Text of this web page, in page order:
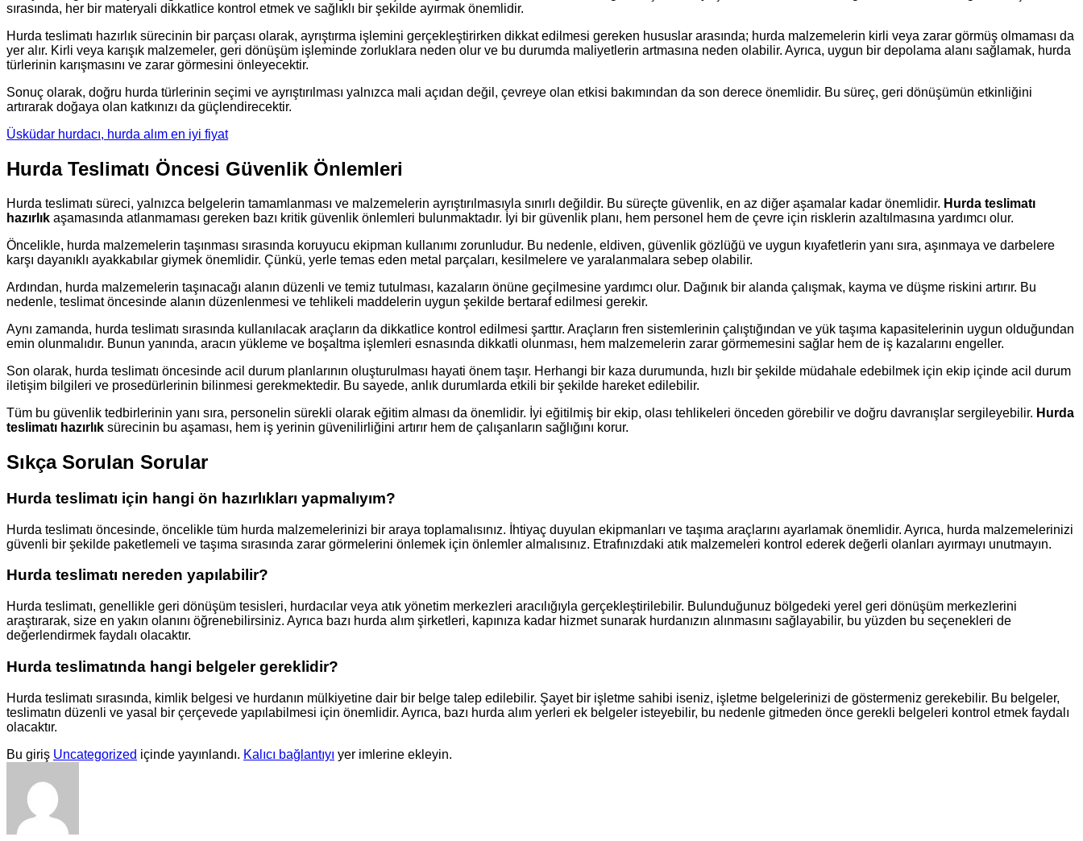
sırasında, her bir materyali dikkatlice kontrol etmek ve sağlıklı bir şekilde ayırmak önemlidir.
Hurda teslimatı hazırlık sürecinin bir parçası olarak, ayrıştırma işlemini gerçekleştirirken dikkat edilmesi gereken hususlar arasında; hurda malzemelerin kirli veya zarar görmüş olmaması da
yer alır. Kirli veya karışık malzemeler, geri dönüşüm işleminde zorluklara neden olur ve bu durumda maliyetlerin artmasına neden olabilir. Ayrıca, uygun bir depolama alanı sağlamak, hurda
türlerinin karışmasını ve zarar görmesini önleyecektir.
Sonuç olarak, doğru hurda türlerinin seçimi ve ayrıştırılması yalnızca mali açıdan değil, çevreye olan etkisi bakımından da son derece önemlidir. Bu süreç, geri dönüşümün etkinliğini
artırarak doğaya olan katkınızı da güçlendirecektir.
Üsküdar hurdacı, hurda alım en iyi fiyat
Hurda Teslimatı Öncesi Güvenlik Önlemleri
Hurda teslimatı süreci, yalnızca belgelerin tamamlanması ve malzemelerin ayrıştırılmasıyla sınırlı değildir. Bu süreçte güvenlik, en az diğer aşamalar kadar önemlidir. Hurda teslimatı
hazırlık aşamasında atlanmaması gereken bazı kritik güvenlik önlemleri bulunmaktadır. İyi bir güvenlik planı, hem personel hem de çevre için risklerin azaltılmasına yardımcı olur.
Öncelikle, hurda malzemelerin taşınması sırasında koruyucu ekipman kullanımı zorunludur. Bu nedenle, eldiven, güvenlik gözlüğü ve uygun kıyafetlerin yanı sıra, aşınmaya ve darbelere
karşı dayanıklı ayakkabılar giymek önemlidir. Çünkü, yerle temas eden metal parçaları, kesilmelere ve yaralanmalara sebep olabilir.
Ardından, hurda malzemelerin taşınacağı alanın düzenli ve temiz tutulması, kazaların önüne geçilmesine yardımcı olur. Dağınık bir alanda çalışmak, kayma ve düşme riskini artırır. Bu
nedenle, teslimat öncesinde alanın düzenlenmesi ve tehlikeli maddelerin uygun şekilde bertaraf edilmesi gerekir.
Aynı zamanda, hurda teslimatı sırasında kullanılacak araçların da dikkatlice kontrol edilmesi şarttır. Araçların fren sistemlerinin çalıştığından ve yük taşıma kapasitelerinin uygun olduğundan
emin olunmalıdır. Bunun yanında, aracın yükleme ve boşaltma işlemleri esnasında dikkatli olunması, hem malzemelerin zarar görmemesini sağlar hem de iş kazalarını engeller.
Son olarak, hurda teslimatı öncesinde acil durum planlarının oluşturulması hayati önem taşır. Herhangi bir kaza durumunda, hızlı bir şekilde müdahale edebilmek için ekip içinde acil durum
iletişim bilgileri ve prosedürlerinin bilinmesi gerekmektedir. Bu sayede, anlık durumlarda etkili bir şekilde hareket edilebilir.
Tüm bu güvenlik tedbirlerinin yanı sıra, personelin sürekli olarak eğitim alması da önemlidir. İyi eğitilmiş bir ekip, olası tehlikeleri önceden görebilir ve doğru davranışlar sergileyebilir. Hurda
teslimatı hazırlık sürecinin bu aşaması, hem iş yerinin güvenilirliğini artırır hem de çalışanların sağlığını korur.
Sıkça Sorulan Sorular
Hurda teslimatı için hangi ön hazırlıkları yapmalıyım?
Hurda teslimatı öncesinde, öncelikle tüm hurda malzemelerinizi bir araya toplamalısınız. İhtiyaç duyulan ekipmanları ve taşıma araçlarını ayarlamak önemlidir. Ayrıca, hurda malzemelerinizi
güvenli bir şekilde paketlemeli ve taşıma sırasında zarar görmelerini önlemek için önlemler almalısınız. Etrafınızdaki atık malzemeleri kontrol ederek değerli olanları ayırmayı unutmayın.
Hurda teslimatı nereden yapılabilir?
Hurda teslimatı, genellikle geri dönüşüm tesisleri, hurdacılar veya atık yönetim merkezleri aracılığıyla gerçekleştirilebilir. Bulunduğunuz bölgedeki yerel geri dönüşüm merkezlerini
araştırarak, size en yakın olanını öğrenebilirsiniz. Ayrıca bazı hurda alım şirketleri, kapınıza kadar hizmet sunarak hurdanızın alınmasını sağlayabilir, bu yüzden bu seçenekleri de
değerlendirmek faydalı olacaktır.
Hurda teslimatında hangi belgeler gereklidir?
Hurda teslimatı sırasında, kimlik belgesi ve hurdanın mülkiyetine dair bir belge talep edilebilir. Şayet bir işletme sahibi iseniz, işletme belgelerinizi de göstermeniz gerekebilir. Bu belgeler,
teslimatın düzenli ve yasal bir çerçevede yapılabilmesi için önemlidir. Ayrıca, bazı hurda alım yerleri ek belgeler isteyebilir, bu nedenle gitmeden önce gerekli belgeleri kontrol etmek faydalı
olacaktır.
Bu giriş Uncategorized içinde yayınlandı. Kalıcı bağlantıyı yer imlerine ekleyin.